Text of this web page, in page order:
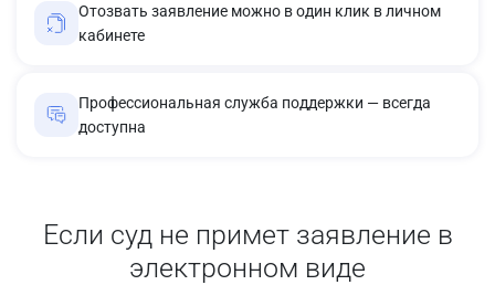
Отозвать заявление можно в один клик в личном
кабинете
Профессиональная служба поддержки — всегда
доступна
Если суд не примет заявление в
электронном виде